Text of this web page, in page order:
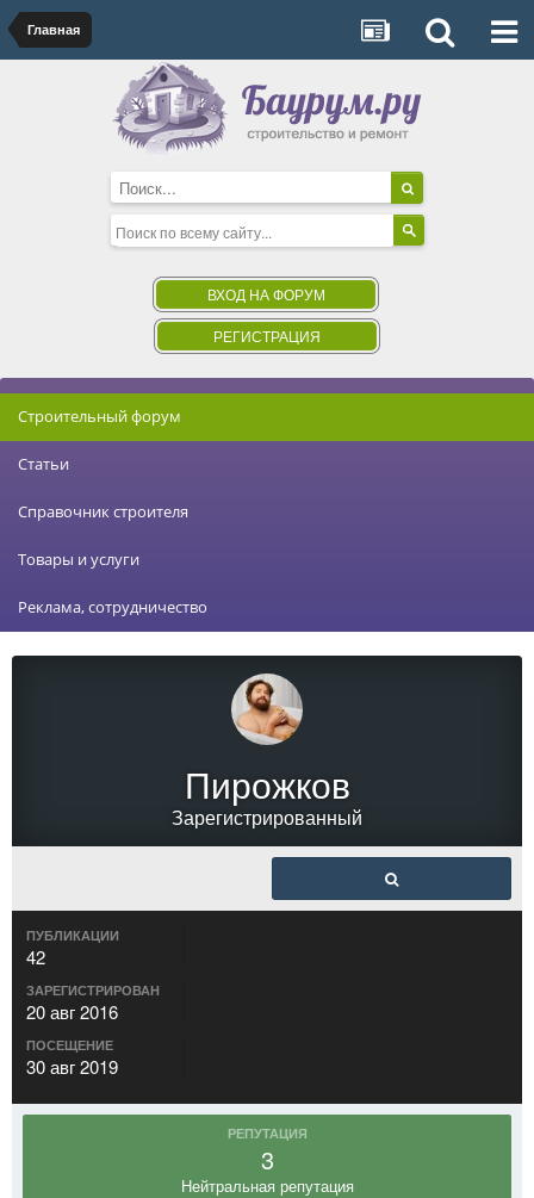
Главная
ВХОД НА ФОРУМ
РЕГИСТРАЦИЯ
Строительный форум
Статьи
Справочник строителя
Товары и услуги
Реклама, сотрудничество
Пирожков
Зарегистрированный
ПУБЛИКАЦИИ
42
ЗАРЕГИСТРИРОВАН
20 авг 2016
ПОСЕЩЕНИЕ
30 авг 2019
РЕПУТАЦИЯ
3
Нейтральная репутация